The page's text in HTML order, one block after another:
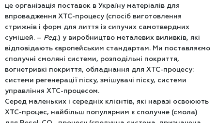
це організація поставок в Україну матеріалів для
впровадження ХТС-процесу (спосіб виготовлення
стрижнів і форм для лиття із сипучих самотвердних
сумішей. – Ред.) у виробництво металевих виливків, які
відповідають європейським стандартам. Ми поставляємо
сполучні смоляні системи, розподільні покриття,
вогнетривкі покриття, обладнання для ХТС-процесу:
системи регенерації піску, змішувачі піску, системи
управління ХТС-процесом.
Серед маленьких і середніх клієнтів, які наразі освоюють
ХТС-процес, найбільш популярним є сполучне (смола)